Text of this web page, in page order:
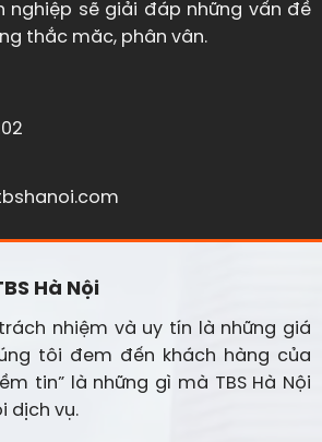
nghiệp sẽ giải đáp những vấn đề
thắc măc, phân vân.
Hà Nội
nhiệm và uy tín là những giá
tôi đem đến khách hàng của
tin” là những gì mà TBS Hà Nội
dịch vụ.